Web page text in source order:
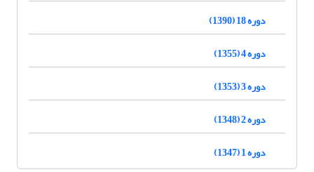
دوره 18 (1390)
دوره 4 (1355)
دوره 3 (1353)
دوره 2 (1348)
دوره 1 (1347)